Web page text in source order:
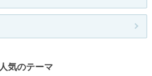
人気のテーマ